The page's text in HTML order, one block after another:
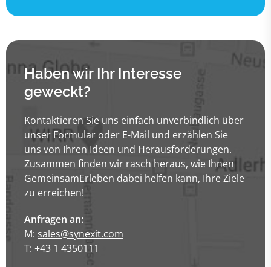
Haben wir Ihr Interesse
geweckt?
Kontaktieren Sie uns einfach unverbindlich über
unser Formular oder E-Mail und erzählen Sie
uns von Ihren Ideen und Herausforderungen.
Zusammen finden wir rasch heraus, wie Ihnen
GemeinsamErleben dabei helfen kann, Ihre Ziele
zu erreichen!
Anfragen an:
M: sales@synexit.com
T: +43 1 4350111